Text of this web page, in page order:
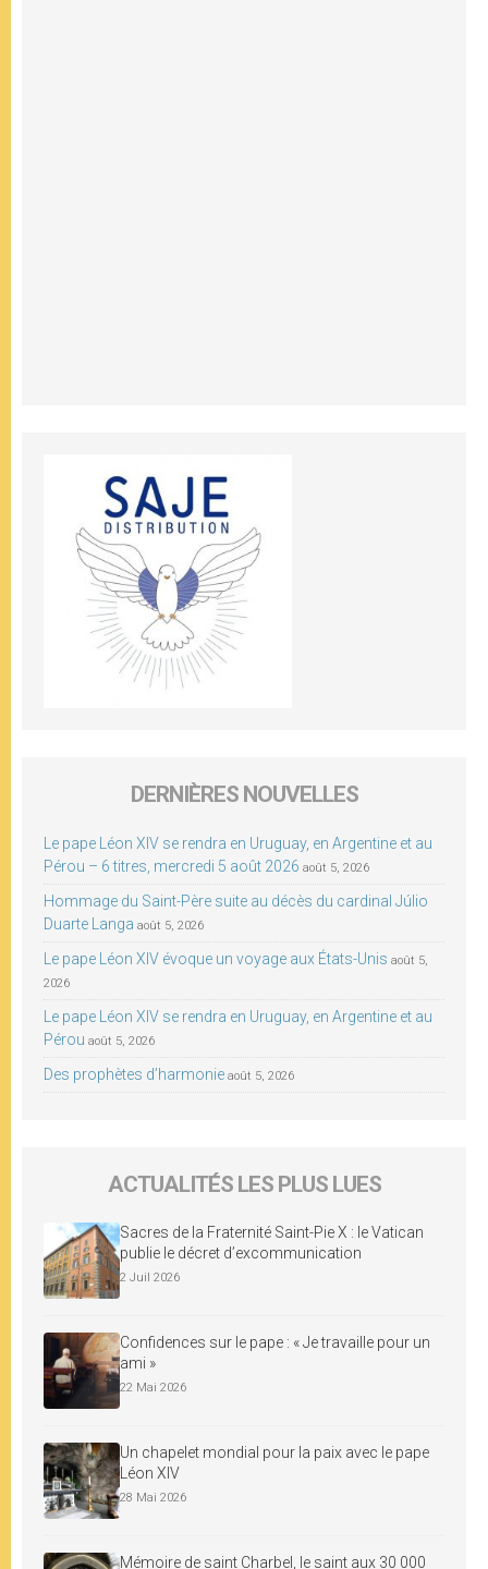
DERNIÈRES NOUVELLES
Le pape Léon XIV se rendra en Uruguay, en Argentine et au
Pérou – 6 titres, mercredi 5 août 2026 août 5, 2026
Hommage du Saint-Père suite au décès du cardinal Júlio
Duarte Langa août 5, 2026
Le pape Léon XIV évoque un voyage aux États-Unis août 5,
2026
Le pape Léon XIV se rendra en Uruguay, en Argentine et au
Pérou août 5, 2026
Des prophètes d’harmonie août 5, 2026
ACTUALITÉS LES PLUS LUES
Sacres de la Fraternité Saint-Pie X : le Vatican
publie le décret d’excommunication
2 Juil 2026
Confidences sur le pape : « Je travaille pour un
ami »
22 Mai 2026
Un chapelet mondial pour la paix avec le pape
Léon XIV
28 Mai 2026
Mémoire de saint Charbel, le saint aux 30 000